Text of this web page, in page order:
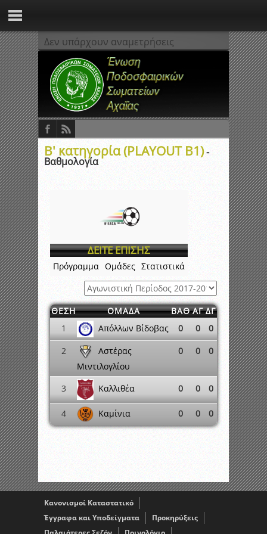
Δεν υπάρχουν αναμετρήσεις
Β' κατηγορία (PLAYOUT B1)-
Βαθμολογία
ΔΕΙΤΕ ΕΠΙΣΗΣ
Πρόγραμμα Ομάδες Στατιστικά
ΘΕΣΗ ΟΜΑΔΑ ΒΑΘ ΑΓ ΔΓ
1
Απόλλων Βίδοβας 0 0
0
2
Αστέρας
Μιντιλογλίου
0 0 0
3 Καλλιθέα 0 0 0
4 Καμίνια 0 0 0
Κανονισμοί Καταστατικό
Έγγραφα και Υποδείγματα
Προκηρύξεις